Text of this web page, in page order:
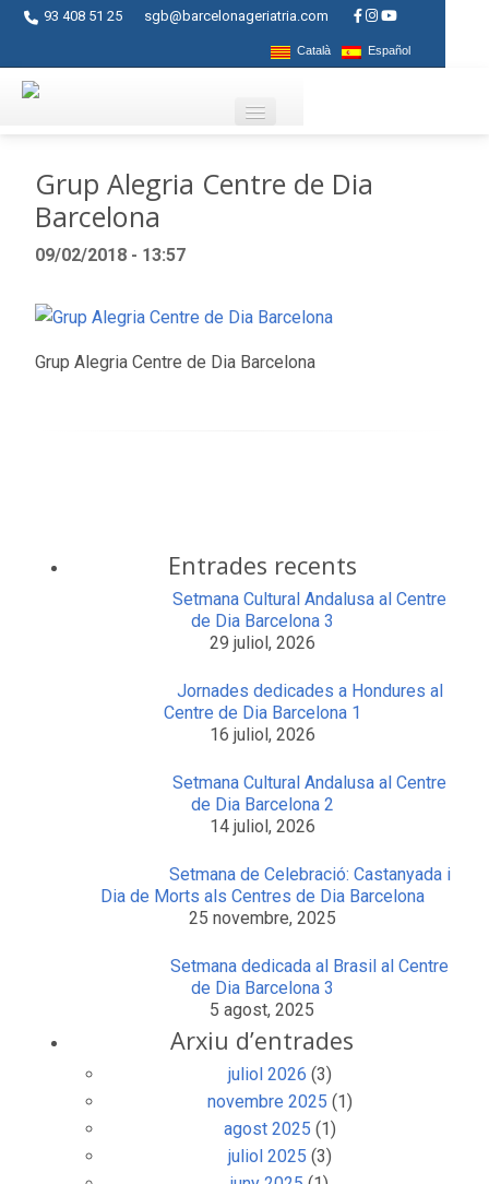
93 408 51 25 sgb@barcelonageriatria.com
Català Español
Serveis
Activitats
Grup Alegria Centre de Dia
Barcelona
09/02/2018 - 13:57
Grup Alegria Centre de Dia Barcelona
Entrades recents
Setmana Cultural Andalusa al Centre
de Dia Barcelona 3
29 juliol, 2026
Jornades dedicades a Hondures al
Centre de Dia Barcelona 1
16 juliol, 2026
Setmana Cultural Andalusa al Centre
de Dia Barcelona 2
14 juliol, 2026
Setmana de Celebració: Castanyada i
Dia de Morts als Centres de Dia Barcelona
25 novembre, 2025
Setmana dedicada al Brasil al Centre
de Dia Barcelona 3
5 agost, 2025
Arxiu d’entrades
juliol 2026 (3)
novembre 2025 (1)
agost 2025 (1)
juliol 2025 (3)